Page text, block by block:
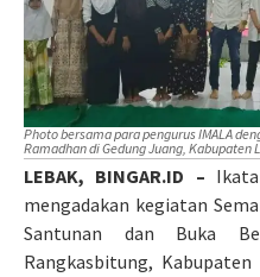
Photo bersama para pengurus IMALA
Ramadhan di Gedung Juang, Kabupaten
LEBAK, BINGAR.ID –
mengadakan kegiatan
Santunan dan Buka
Rangkasbitung,